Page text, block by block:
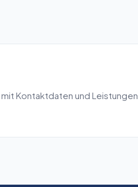
Kontaktdaten und Leistungen.